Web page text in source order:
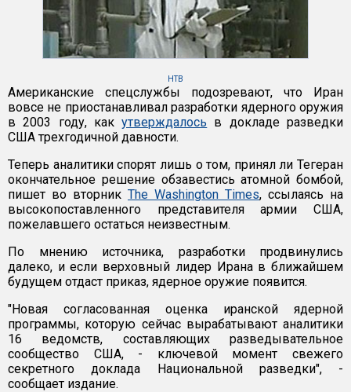
НТВ
Американские спецслужбы подозревают, что Иран
вовсе не приостанавливал разработки ядерного оружия
в 2003 году, какутверждалось в докладе разведки
США трехгодичной давности.
Теперь аналитики спорят лишь о том, принял ли Тегеран
окончательное решение обзавестись атомной бомбой,
пишет во вторник The Washington Times, ссылаясь на
высокопоставленного представителя армии США,
пожелавшего остаться неизвестным.
По мнению источника, разработки продвинулись
далеко, и если верховный лидер Ирана в ближайшем
будущем отдаст приказ, ядерное оружие появится.
"Новая согласованная оценка иранской ядерной
программы, которую сейчас вырабатывают аналитики
16 ведомств, составляющих разведывательное
сообщество США, - ключевой момент свежего
секретного доклада Национальной разведки", -
сообщает издание.